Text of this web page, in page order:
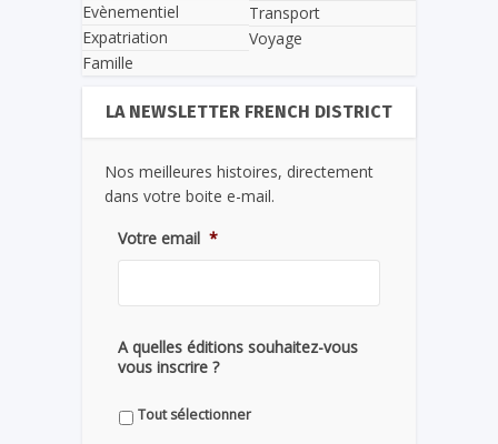
Evènementiel
Expatriation
Famille
Transport
Voyage
LA NEWSLETTER FRENCH DISTRICT
Nos meilleures histoires, directement
dans votre boite e-mail.
Votre email *
A quelles éditions souhaitez-vous
vous inscrire ?
Tout sélectionner